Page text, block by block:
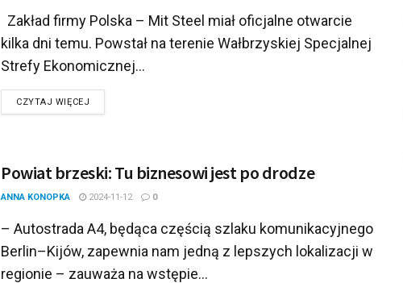
Zakład firmy Polska – Mit Steel miał oficjalne otwarcie
kilka dni temu. Powstał na terenie Wałbrzyskiej Specjalnej
Strefy Ekonomicznej...
CZYTAJ WIĘCEJ
Powiat brzeski: Tu biznesowi jest po drodze
ANNA KONOPKA 2024-11-12 0
– Autostrada A4, będąca częścią szlaku komunikacyjnego
Berlin–Kijów, zapewnia nam jedną z lepszych lokalizacji w
regionie – zauważa na wstępie...